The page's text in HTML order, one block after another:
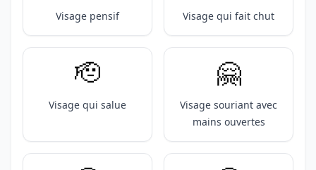
Visage pensif Visage qui fait chut
🫡
Visage qui salue
🤗
Visage souriant avec
mains ouvertes